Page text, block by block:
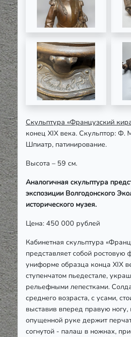
Скульптура «Французский
конец XIX века. Скульптор: Ф.
Шпиатр, патинирование.
Высота – 59 см.
Аналогичная скульптура
экспозиции Волгодонского
исторического музея.
Цена: 450 000 рублей
Кабинетная скульптура
представляет собой ростовую
униформе образца конца XIX
ступенчатом пьедестале,
рельефными лепестками.
среднего возраста, с усами,
выставив вперед правую ногу,
опущенной руке держит
согнутой - палаш в ножнах,